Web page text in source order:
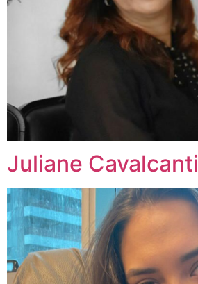
Juliane Cavalcanti